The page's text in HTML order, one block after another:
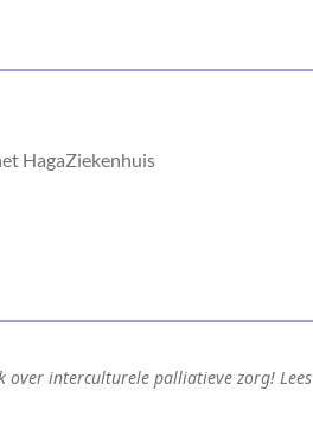
HagaZiekenhuis
interculturele palliatieve zorg! Lees